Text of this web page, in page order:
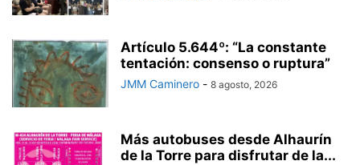
Artículo 5.644º: “La constante
tentación: consenso o ruptura”
JMM Caminero - 8 agosto, 2026
Más autobuses desde Alhaurín
de la Torre para disfrutar de la...